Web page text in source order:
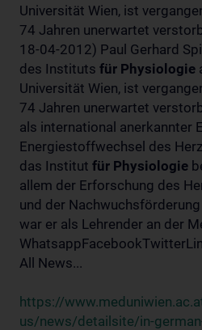
Universität Wien, ist
74 Jahren unerwartet
18-04-2012) Paul Gerhard
des Instituts für Physiologie
Universität Wien, ist
74 Jahren unerwartet
als international anerkannter
Energiestoffwechsel des
das Institut für Physiologie
allem der Erforschung des
und der
war er als Lehrender an der
All News...
https://
us/news/detailsite/in-